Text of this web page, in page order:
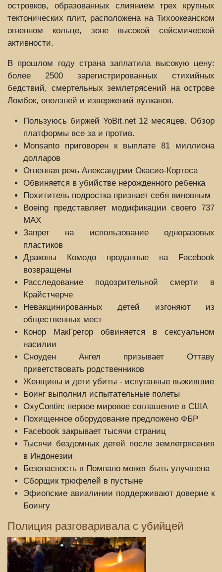
островков, образованных слиянием трех крупных
тектонических плит, расположена на Тихоокеанском
огненном кольце, зоне высокой сейсмической
активности.
В прошлом году страна заплатила высокую цену:
более 2500 зарегистрированных стихийных
бедствий, смертельных землетрясений на острове
Ломбок, оползней и извержений вулканов.
Пользуюсь биржей YoBit.net 12 месяцев. Обзор
платформы все за и против.
Monsanto приговорен к выплате 81 миллиона
долларов
Огненная речь Александрии Окасио-Кортеса
Обвиняется в убийстве нерожденного ребенка
Похититель подростка признает себя виновным
Boeing представляет модификации своего 737
MAX
Запрет на использование одноразовых
пластиков
Драконы Комодо проданные на Facebook
возвращены
Расследование подозрительной смерти в
Крайстчерче
Невакцинированных детей изгоняют из
общественных мест
Конор МакГрегор обвиняется в сексуальном
насилии
Сноуден Ангел призывает Оттаву
приветствовать родственников
Женщины и дети убиты - испуганные выжившие
Боинг выполнил испытательные полеты
OxyContin: первое мировое соглашение в США
Похищенное оборудование предложено ФБР
Facebook закрывает тысячи страниц
Тысячи бездомных детей после землетрясения
в Индонезии
Безопасность в Помпано может быть улучшена
Сборщик трюфелей в пустыне
Эфиопские авиалинии поддерживают доверие к
Боингу
Полиция разговаривала с убийцей